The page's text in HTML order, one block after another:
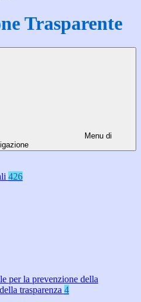
Trasparente
Menu di
426
per la prevenzione della
trasparenza 4